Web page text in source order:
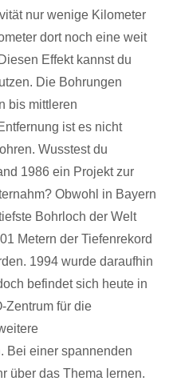
nur wenige Kilometer
dort noch eine weit
Effekt kannst ​du​​
Die Bohrungen
bis mittleren
ist es nicht
Wusstest du
1986 ein Projekt zur
Obwohl in Bayern
Bohrloch der Welt
Metern der Tiefenrekord
1994 wurde daraufhin
befindet sich heute in
Zentrum für die
Bei einer spannenden
über das Thema lernen.